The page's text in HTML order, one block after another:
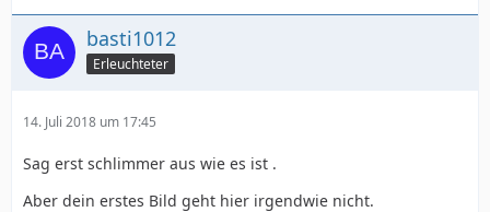
basti1012
Erleuchteter
14. Juli 2018 um 17:45
Sag erst schlimmer aus wie es ist .
Aber dein erstes Bild geht hier irgendwie nicht.